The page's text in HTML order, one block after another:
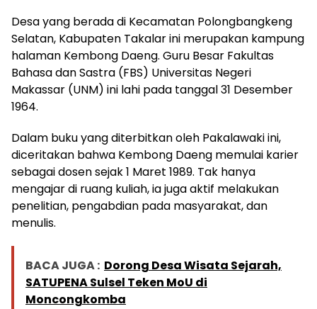
Desa yang berada di Kecamatan Polongbangkeng
Selatan, Kabupaten Takalar ini merupakan kampung
halaman Kembong Daeng. Guru Besar Fakultas
Bahasa dan Sastra (FBS) Universitas Negeri
Makassar (UNM) ini lahi pada tanggal 31 Desember
1964.
Dalam buku yang diterbitkan oleh Pakalawaki ini,
diceritakan bahwa Kembong Daeng memulai karier
sebagai dosen sejak 1 Maret 1989. Tak hanya
mengajar di ruang kuliah, ia juga aktif melakukan
penelitian, pengabdian pada masyarakat, dan
menulis.
BACA JUGA : Dorong Desa Wisata Sejarah,
SATUPENA Sulsel Teken MoU di
Moncongkomba